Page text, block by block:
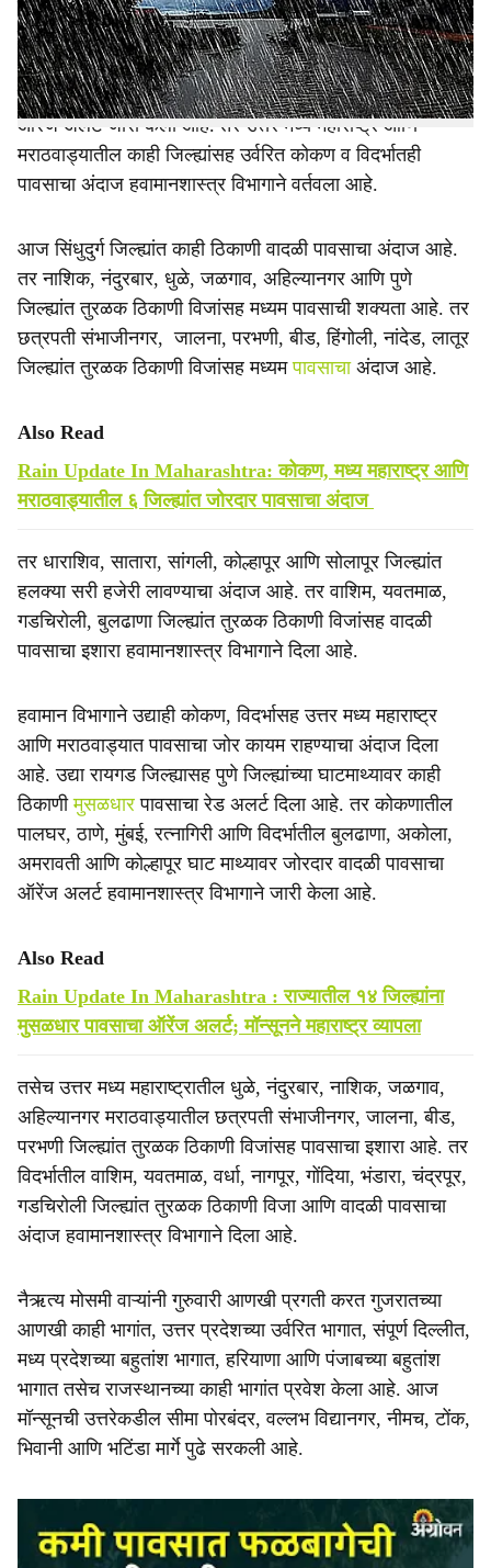
e
काही ठिकाणी मुसळधार पावसाचा रेड अलर्ट देण्यात आला आहे. तर
ठाणे, मुंबई, रायगड, रत्नागिरीसह विदर्भातील अकोला, अमरावती,
भंडारा, चंद्रपूर, गोंदिया, नागपूर, वर्धा जिल्ह्यांत आणि पुणे आणि
सातारा जिल्ह्यांच्या घाटमाथ्यावर काही ठिकाणी जोरदार पावसाचा
ऑरेंज अलर्ट जारी केला आहे. तर उत्तर मध्य महाराष्ट्र आणि
मराठवाड्यातील काही जिल्ह्यांसह उर्वरित कोकण व विदर्भातही
पावसाचा अंदाज हवामानशास्त्र विभागाने वर्तवला आहे.
आज सिंधुदुर्ग जिल्ह्यांत काही ठिकाणी वादळी पावसाचा अंदाज आहे.
तर नाशिक, नंदुरबार, धुळे, जळगाव, अहिल्यानगर आणि पुणे
जिल्ह्यांत तुरळक ठिकाणी विजांसह मध्यम पावसाची शक्यता आहे. तर
छत्रपती संभाजीनगर, जालना, परभणी, बीड, हिंगोली, नांदेड, लातूर
जिल्ह्यांत तुरळक ठिकाणी विजांसह मध्यमपावसाचा अंदाज आहे.
Also Read
Rain Update In Maharashtra: कोकण, मध्य महाराष्ट्र आणि
मराठवाड्यातील ६ जिल्ह्यांत जोरदार पावसाचा अंदाज
तर धाराशिव, सातारा, सांगली, कोल्हापूर आणि सोलापूर जिल्ह्यांत
हलक्या सरी हजेरी लावण्याचा अंदाज आहे. तर वाशिम, यवतमाळ,
गडचिरोली, बुलढाणा जिल्ह्यांत तुरळक ठिकाणी विजांसह वादळी
पावसाचा इशारा हवामानशास्त्र विभागाने दिला आहे.
हवामान विभागाने उद्याही कोकण, विदर्भासह उत्तर मध्य महाराष्ट्र
आणि मराठवाड्यात पावसाचा जोर कायम राहण्याचा अंदाज दिला
आहे. उद्या रायगड जिल्ह्यासह पुणे जिल्ह्यांच्या घाटमाथ्यावर काही
ठिकाणीमुसळधारपावसाचा रेड अलर्ट दिला आहे. तर कोकणातील
पालघर, ठाणे, मुंबई, रत्नागिरी आणि विदर्भातील बुलढाणा, अकोला,
अमरावती आणि कोल्हापूर घाट माथ्यावर जोरदार वादळी पावसाचा
ऑरेंज अलर्ट हवामानशास्त्र विभागाने जारी केला आहे.
Also Read
Rain Update In Maharashtra : राज्यातील १४ जिल्ह्यांना
मुसळधार पावसाचा ऑरेंज अलर्ट; मॉन्सूनने महाराष्ट्र व्यापला
तसेच उत्तर मध्य महाराष्ट्रातील धुळे, नंदुरबार, नाशिक, जळगाव,
अहिल्यानगर मराठवाड्यातील छत्रपती संभाजीनगर, जालना, बीड,
परभणी जिल्ह्यांत तुरळक ठिकाणी विजांसह पावसाचा इशारा आहे. तर
विदर्भातील वाशिम, यवतमाळ, वर्धा, नागपूर, गोंदिया, भंडारा, चंद्रपूर,
गडचिरोली जिल्ह्यांत तुरळक ठिकाणी विजा आणि वादळी पावसाचा
अंदाज हवामानशास्त्र विभागाने दिला आहे.
नैऋत्य मोसमी वाऱ्यांनी गुरुवारी आणखी प्रगती करत गुजरातच्या
आणखी काही भागांत, उत्तर प्रदेशच्या उर्वरित भागात, संपूर्ण दिल्लीत,
मध्य प्रदेशच्या बहुतांश भागात, हरियाणा आणि पंजाबच्या बहुतांश
भागात तसेच राजस्थानच्या काही भागांत प्रवेश केला आहे. आज
मॉन्सूनची उत्तरेकडील सीमा पोरबंदर, वल्लभ विद्यानगर, नीमच, टोंक,
भिवानी आणि भटिंडा मार्गे पुढे सरकली आहे.